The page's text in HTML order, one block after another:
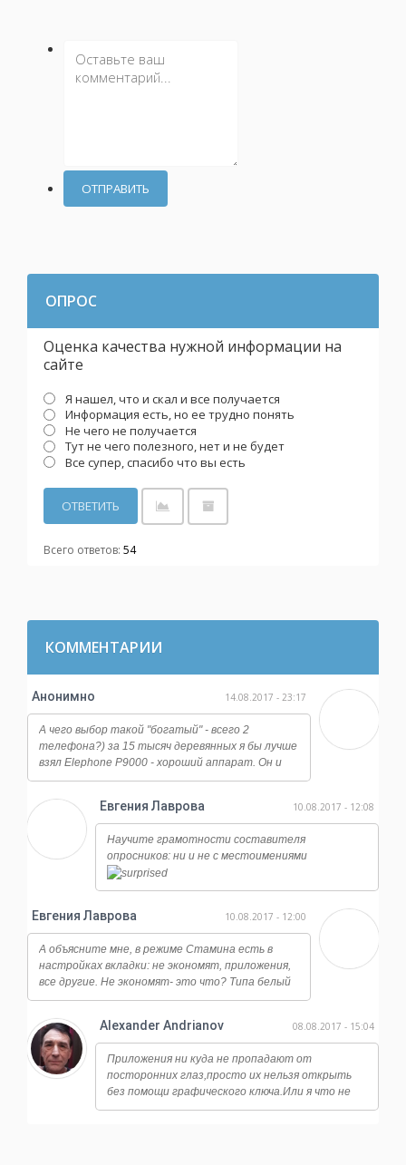
ОТПРАВИТЬ
ОПРОС
Оценка качества нужной информации на
сайте
Я нашел, что и скал и все получается
Информация есть, но ее трудно понять
Не чего не получается
Тут не чего полезного, нет и не будет
Все супер, спасибо что вы есть
Всего ответов: 54
КОММЕНТАРИИ
Анонимно 14.08.2017 - 23:17
А чего выбор такой "богатый" - всего 2
телефона?) за 15 тысяч деревянных я бы лучше
взял Elephone P9000 - хороший аппарат. Он и
работает ничуть не хуже, и камера у него
отличается от всех этих сяоми и мейзу по
дизайну, смотрится намного дороже.
Евгения Лаврова 10.08.2017 - 12:08
Научите грамотности составителя
опросников: ни и не с местоимениями
Евгения Лаврова 10.08.2017 - 12:00
А объясните мне, в режиме Стамина есть в
настройках вкладки: не экономят, приложения,
все другие. Не экономят- это что? Типа белый
список?
Alexander Andrianov 08.08.2017 - 15:04
Приложения ни куда не пропадают от
посторонних глаз,просто их нельзя открыть
без помощи графического ключа.Или я что не
так понял? У меня стоит замок на банковских